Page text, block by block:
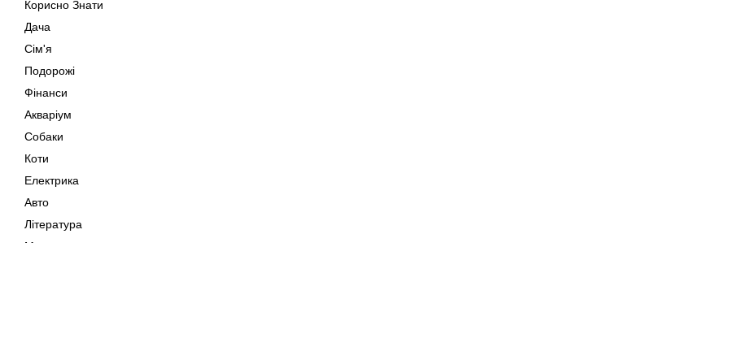
Корисно Знати
Дача
Сім'я
Подорожі
Фінанси
Акваріум
Собаки
Коти
Електрика
Авто
Література
Музика